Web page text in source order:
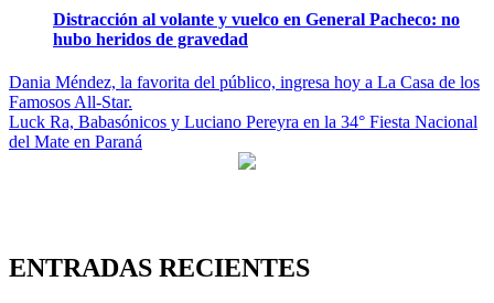
Distracción al volante y vuelco en General Pacheco: no
hubo heridos de gravedad
Navegación
de
entradas
Dania Méndez, la favorita del público, ingresa hoy a La Casa de los
Famosos All-Star.
Luck Ra, Babasónicos y Luciano Pereyra en la 34° Fiesta Nacional
del Mate en Paraná
ENTRADAS RECIENTES